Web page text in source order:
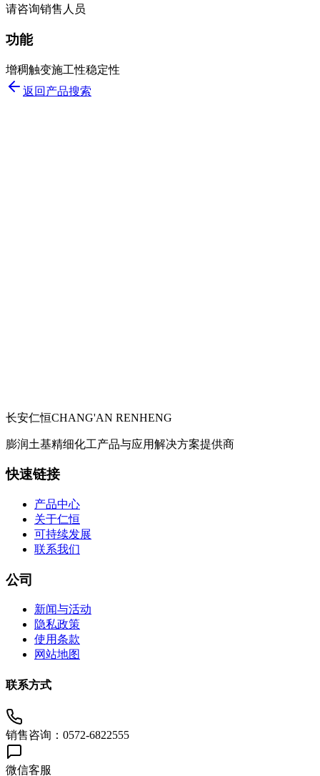
请咨询销售人员
功能
增稠触变施工性稳定性
返回产品搜索
长安仁恒CHANG'AN RENHENG
膨润土基精细化工产品与应用解决方案提供商
快速链接
产品中心
关于仁恒
可持续发展
联系我们
公司
新闻与活动
隐私政策
使用条款
网站地图
联系方式
销售咨询：0572-6822555
微信客服